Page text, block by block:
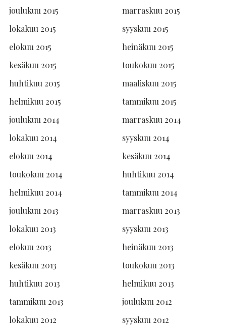
joulukuu 2015
marraskuu 2015
lokakuu 2015
syyskuu 2015
elokuu 2015
heinäkuu 2015
kesäkuu 2015
toukokuu 2015
huhtikuu 2015
maaliskuu 2015
helmikuu 2015
tammikuu 2015
joulukuu 2014
marraskuu 2014
lokakuu 2014
syyskuu 2014
elokuu 2014
kesäkuu 2014
toukokuu 2014
huhtikuu 2014
helmikuu 2014
tammikuu 2014
joulukuu 2013
marraskuu 2013
lokakuu 2013
syyskuu 2013
elokuu 2013
heinäkuu 2013
kesäkuu 2013
toukokuu 2013
huhtikuu 2013
helmikuu 2013
tammikuu 2013
joulukuu 2012
lokakuu 2012
syyskuu 2012